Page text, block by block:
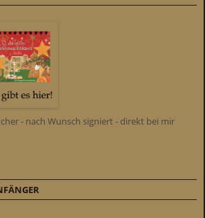
- nach Wunsch signiert - direkt bei mir